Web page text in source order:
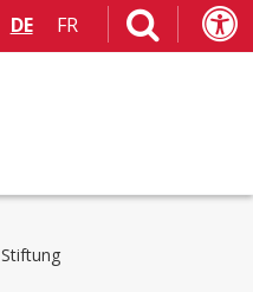
DE FR
Stiftung